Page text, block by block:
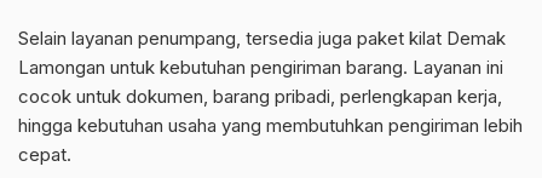
Selain layanan penumpang, tersedia juga paket kilat Demak
Lamongan untuk kebutuhan pengiriman barang. Layanan ini
cocok untuk dokumen, barang pribadi, perlengkapan kerja,
hingga kebutuhan usaha yang membutuhkan pengiriman lebih
cepat.